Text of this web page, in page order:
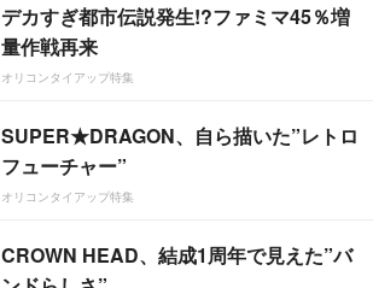
デカすぎ都市伝説発生!?ファミマ45％増
量作戦再来
オリコンタイアップ特集
SUPER★DRAGON、自ら描いた”レトロ
フューチャー”
オリコンタイアップ特集
CROWN HEAD、結成1周年で見えた”バ